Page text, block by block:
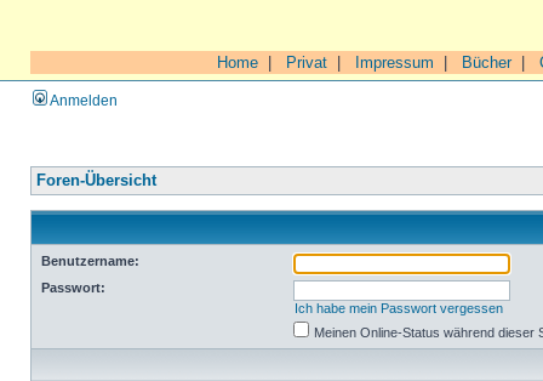
Home Privat Impressum Bücher|
Anmelden
Foren-Übersicht
Benutzername:
Passwort:
Ich habe mein Passwort vergessen
Meinen Online-Status während dieser